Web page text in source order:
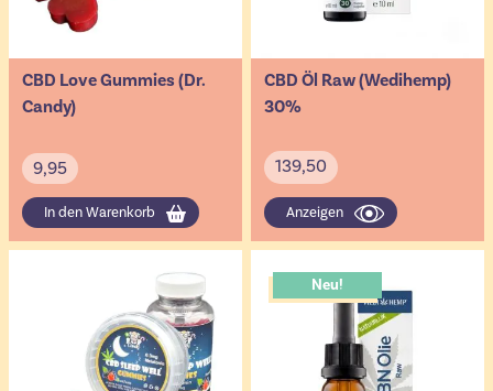
CBD Love Gummies (Dr.
Candy)
9,95
In den Warenkorb
CBD Öl Raw (Wedihemp)
30%
139,50
Anzeigen
Neu!